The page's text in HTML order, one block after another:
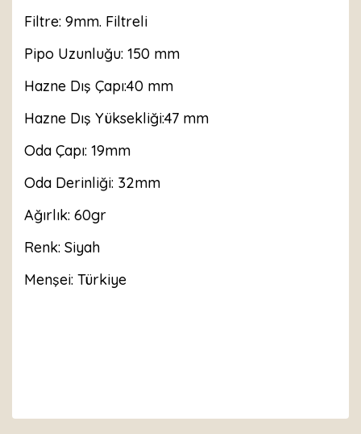
Filtre: 9mm. Filtreli
Pipo Uzunluğu: 150 mm
Hazne Dış Çapı:40 mm
Hazne Dış Yüksekliği:47 mm
Oda Çapı: 19mm
Oda Derinliği: 32mm
Ağırlık: 60gr
Renk: Siyah
Menşei: Türkiye